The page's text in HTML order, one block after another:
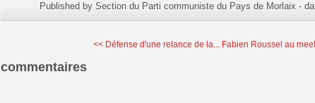
Published by Section du Parti communiste du Pays de Morlaix -
<< Défense d'une relance de la... Fabien Roussel au
commentaires